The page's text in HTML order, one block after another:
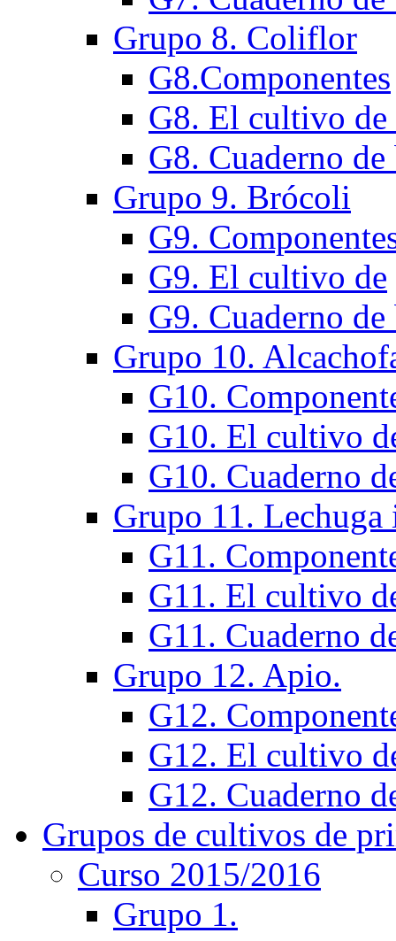
Grupo 8. Coliflor
G8.Componentes
G8. El cultivo
G8. Cuaderno
Grupo 9. Brócoli
G9.
G9. El cultivo de
G9. Cuaderno
Grupo 10.
G10.
G10. El cultivo
G10. Cuaderno
Grupo 11. Lechuga
G11.
G11. El cultivo
G11. Cuaderno
Grupo 12. Apio.
G12.
G12. El cultivo
G12. Cuaderno
Grupos de cultivos de
Curso 2015/2016
Grupo 1.